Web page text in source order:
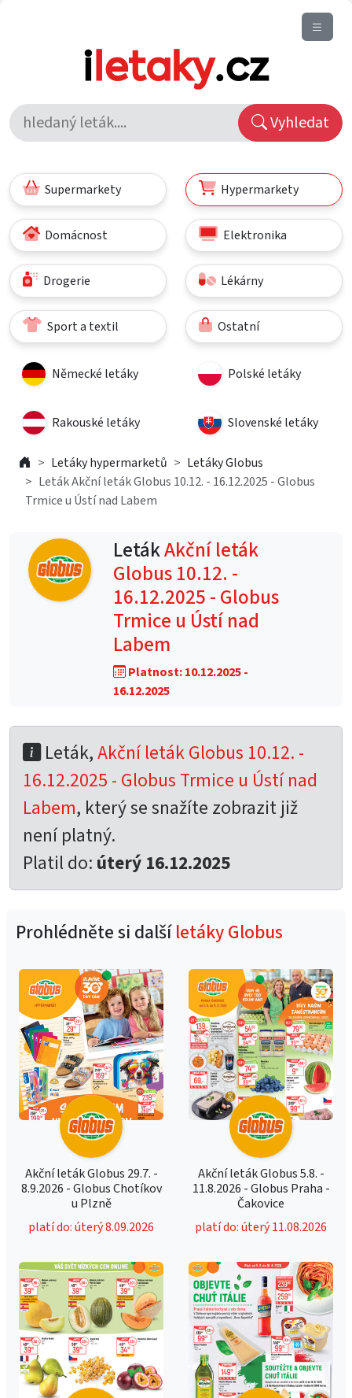
Vyhledat
Supermarkety Hypermarkety
Domácnost Elektronika
Drogerie Lékárny
Sport a textil Ostatní
Německé letáky Polské letáky
Rakouské letáky Slovenské letáky
Letáky hypermarketů
Letáky Globus
Leták Akční leták Globus 10.12. - 16.12.2025 - Globus
Trmice u Ústí nad Labem
LetákAkční leták
Globus 10.12. -
16.12.2025 - Globus
Trmice u Ústí nad
Labem
Platnost: 10.12.2025 -
16.12.2025
Leták,Akční leták Globus 10.12. -
16.12.2025 - Globus Trmice u Ústí nad
Labem, který se snažíte zobrazit již
není platný.
Platil do: úterý 16.12.2025
Prohlédněte si dalšíletáky Globus
Akční leták Globus 29.7. -
8.9.2026 - Globus Chotíkov
u Plzně
platí do: úterý 8.09.2026
Akční leták Globus 5.8. -
11.8.2026 - Globus Praha -
Čakovice
platí do: úterý 11.08.2026